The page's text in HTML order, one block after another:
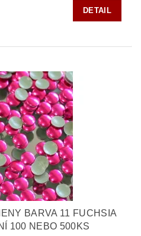
DETAIL
BARVA 11 FUCHSIA
100 NEBO 500KS